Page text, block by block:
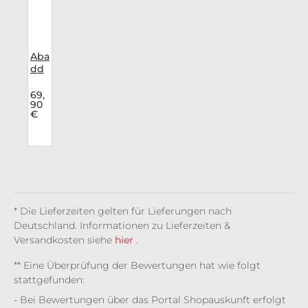
von 4 von 5 Sternen
Aba
dd
Voll
bru
st
69,
90
€
* Die Lieferzeiten gelten für Lieferungen nach
Deutschland. Informationen zu Lieferzeiten &
Versandkosten siehe hier
** Eine Überprüfung der Bewertungen hat wie folgt
stattgefunden:
- Bei Bewertungen über das Portal Shopauskunft erfolgt